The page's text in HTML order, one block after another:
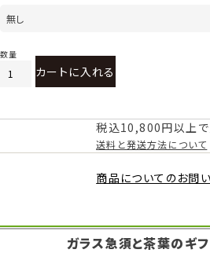
カートに入れる
税込10,800円以上
送料と発送方法について
商品についてのお問
ガラス急須と茶葉のギ